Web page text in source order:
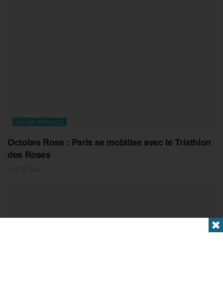
ILE-DE-FRANCE
Octobre Rose : Paris se mobilise avec le Triathlon
des Roses
✖